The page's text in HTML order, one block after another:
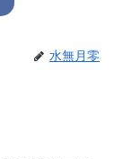
水無月零